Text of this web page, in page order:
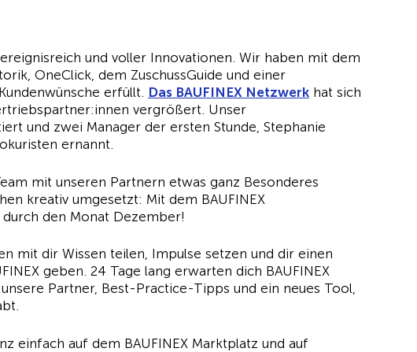
und voller Innovationen. Wir haben mit dem
OneClick, dem ZuschussGuide und einer
erfüllt. Das BAUFINEX Netzwerk hat sich
vergrößert. Unser
und zwei Manager der ersten Stunde, Stephanie
ernannt.
mit unseren Partnern etwas ganz Besonderes
kreativ umgesetzt: Mit dem BAUFINEX
den Monat Dezember!
mit dir Wissen teilen, Impulse setzen und dir einen
geben. 24 Tage lang erwarten dich BAUFINEX
Partner, Best-Practice-Tipps und ein neues Tool,
einfach auf dem BAUFINEX Marktplatz und auf